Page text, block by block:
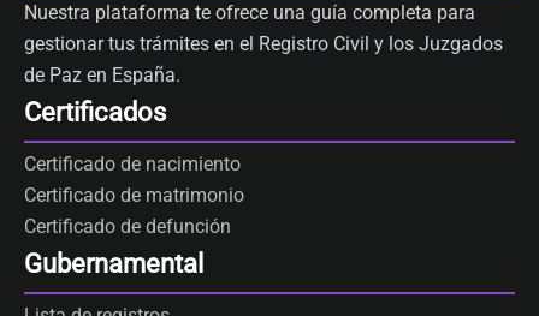
Nuestra plataforma te ofrece una guía completa para
gestionar tus trámites en el Registro Civil y los Juzgados
de Paz en España.
Certificados
Certificado de nacimiento
Certificado de matrimonio
Certificado de defunción
Gubernamental